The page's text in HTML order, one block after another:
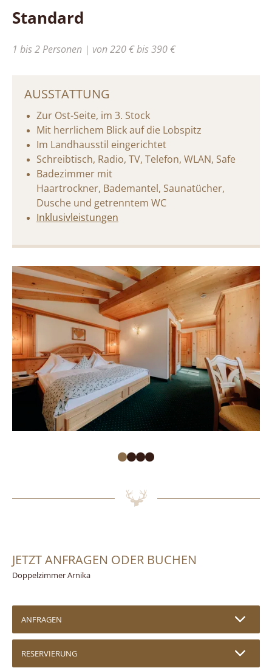
Standard
1 bis 2 Personen | von 220 € bis 390 €
AUSSTATTUNG
Zur Ost-Seite, im 3. Stock
Mit herrlichem Blick auf die Lobspitz
Im Landhausstil eingerichtet
Schreibtisch, Radio, TV, Telefon, WLAN, Safe
Badezimmer mit
Haartrockner, Bademantel, Saunatücher,
Dusche und getrenntem WC
Inklusivleistungen
JETZT ANFRAGEN ODER BUCHEN
Doppelzimmer Arnika
ANFRAGEN
RESERVIERUNG